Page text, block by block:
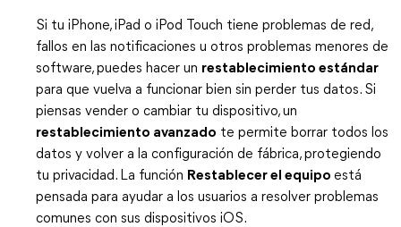
Si tu iPhone, iPad o iPod Touch tiene problemas de red,
fallos en las notificaciones u otros problemas menores de
software, puedes hacer un restablecimiento estándar
para que vuelva a funcionar bien sin perder tus datos. Si
piensas vender o cambiar tu dispositivo, un
restablecimiento avanzado te permite borrar todos los
datos y volver a la configuración de fábrica, protegiendo
tu privacidad. La función Restablecer el equipo está
pensada para ayudar a los usuarios a resolver problemas
comunes con sus dispositivos iOS.